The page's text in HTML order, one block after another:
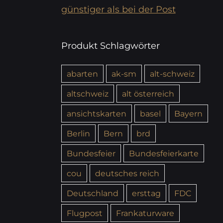
günstiger als bei der Post
Produkt Schlagwörter
abarten ak-sm
alt-schweiz
altschweiz
alt österreich
ansichtskarten
basel
Bayern
Berlin
Bern
brd
Bundesfeier
Bundesfeierkarte
cou
deutsches reich
Deutschland
ersttag
FDC
Flugpost
Frankaturware